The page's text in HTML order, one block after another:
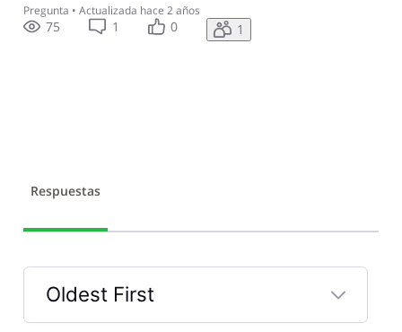
Pregunta • Actualizada hace 2 años
75 1 0 1
Respuestas
Oldest First